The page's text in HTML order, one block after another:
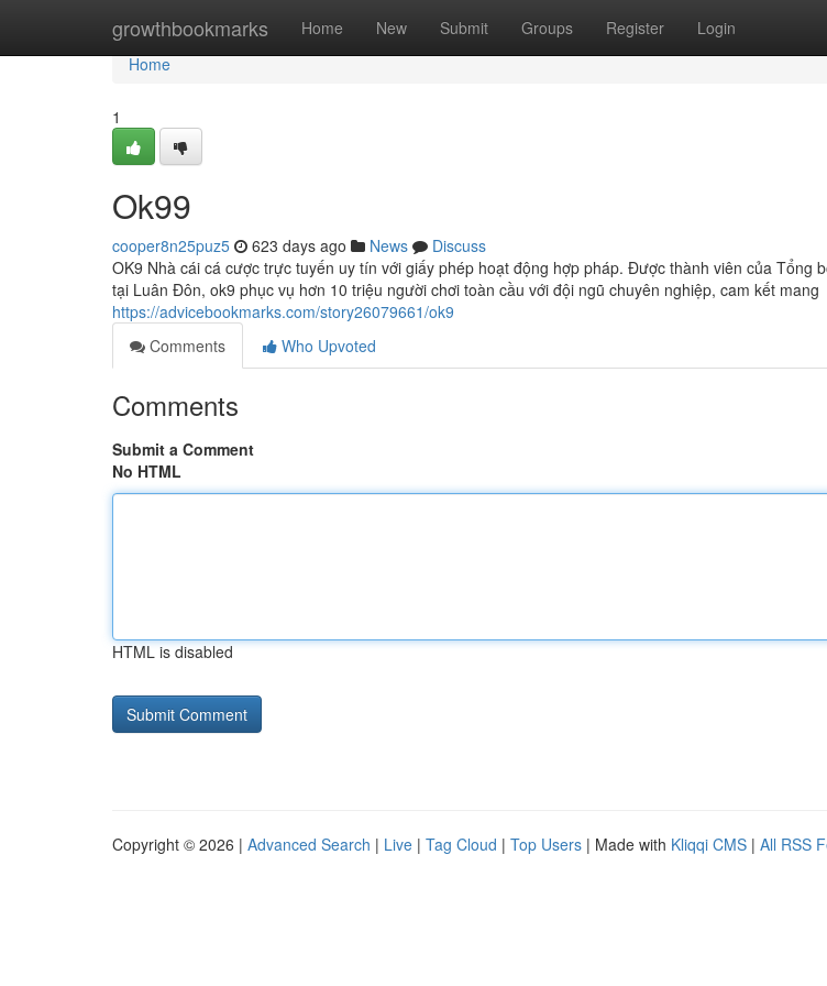
growthbookmarks Home New Submit Groups Register Login
Home
Home
1
Ok99
cooper8n25puz5 623 days ago News
Discuss
OK9 Nhà cái cá cược trực tuyến uy tín với giấy phép hoạt động hợp pháp. Được thành viên của Tổng
tại Luân Đôn, ok9 phục vụ hơn 10 triệu người chơi toàn cầu với đội ngũ chuyên nghiệp, cam kết mang
https://advicebookmarks.com/story26079661/ok9
Comments
Who Upvoted
Comments
Submit a Comment
No HTML
HTML is disabled
Copyright © 2026 | Advanced Search | Live | Tag Cloud | Top Users | Made with Kliqqi CMS | All RSS